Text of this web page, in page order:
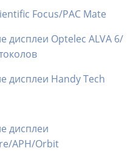
Focus/PAC Mate
дисплеи Optelec ALVA 6/
дисплеи Handy Tech
дисплеи
APH/Orbit